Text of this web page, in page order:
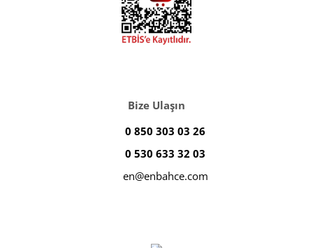
Bize Ulaşın
0 850 303 03 26
0 530 633 32 03
en@enbahce.com